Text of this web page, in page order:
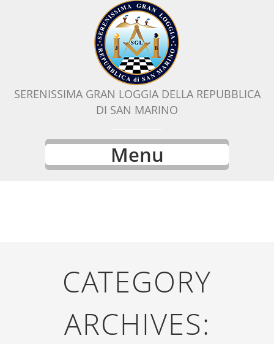
SERENISSIMA GRAN LOGGIA DELLA REPUBBLICA
DI SAN MARINO
Menu
CATEGORY
ARCHIVES: